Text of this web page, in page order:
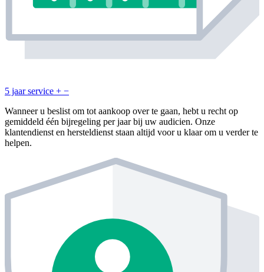
5 jaar service + −
Wanneer u beslist om tot aankoop over te gaan, hebt u recht op
gemiddeld één bijregeling per jaar bij uw audicien. Onze
klantendienst en hersteldienst staan altijd voor u klaar om u verder te
helpen.